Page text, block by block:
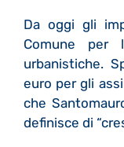
Da oggi gli
Comune per
urbanistiche.
euro per gli
che
definisce di